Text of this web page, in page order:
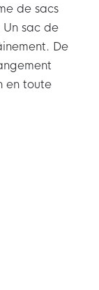
de sacs
Un sac de
De
en toute